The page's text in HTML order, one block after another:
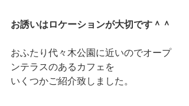
お誘いはロケーションが大切です＾＾
おふたり代々木公園に近いのでオープ
ンテラスのあるカフェを
いくつかご紹介致しました。